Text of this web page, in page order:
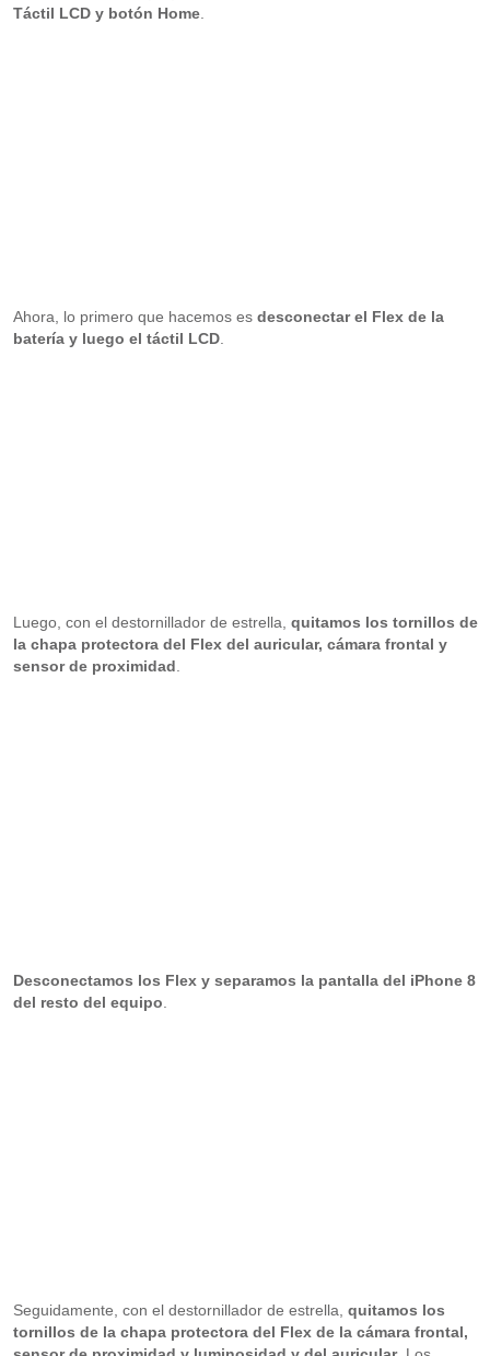
Táctil LCD y botón Home.
Ahora, lo primero que hacemos es desconectar el Flex de la
batería y luego el táctil LCD.
Luego, con el destornillador de estrella, quitamos los tornillos de
la chapa protectora del Flex del auricular, cámara frontal y
sensor de proximidad
Desconectamos los Flex y separamos la pantalla del iPhone 8
del resto del equipo
Seguidamente, con el destornillador de estrella, quitamos los
tornillos de la chapa protectora del Flex de la cámara frontal,